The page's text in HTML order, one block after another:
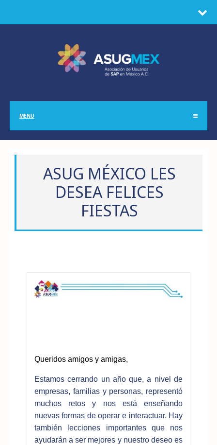
MENU
ASUG MÉXICO LES
DESEA FELICES
FIESTAS
Queridos amigos y amigas,
Estamos cerrando un año que, a nivel de
empresas, familias y personas, representó
muchos retos y nos está enseñando
nuevas formas de operar e interactuar. Hay
también lecciones importantes que nos
ayudarán a ser mejores y nuestro deseo es